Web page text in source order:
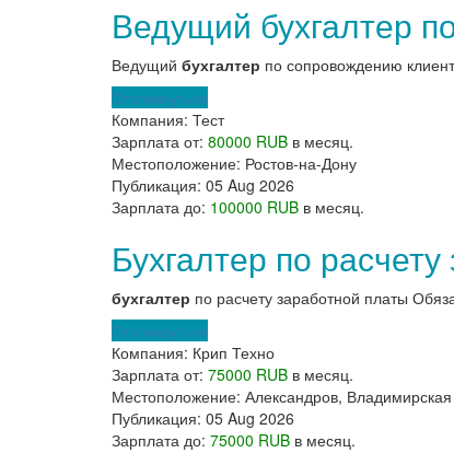
Ведущий бухгалтер
Ведущий бухгалтер по сопровождению
Откликнуться
Компания: Тест
Зарплата от: 80000 RUB в месяц.
Местоположение: Ростов-на-Дону
Публикация: 05 Aug 2026
Зарплата до: 100000 RUB в месяц.
Бухгалтер по
бухгалтер по расчету заработной платы
Откликнуться
Компания: Крип Техно
Зарплата от: 75000 RUB в месяц.
Местоположение: Александров,
Публикация: 05 Aug 2026
Зарплата до: 75000 RUB в месяц.